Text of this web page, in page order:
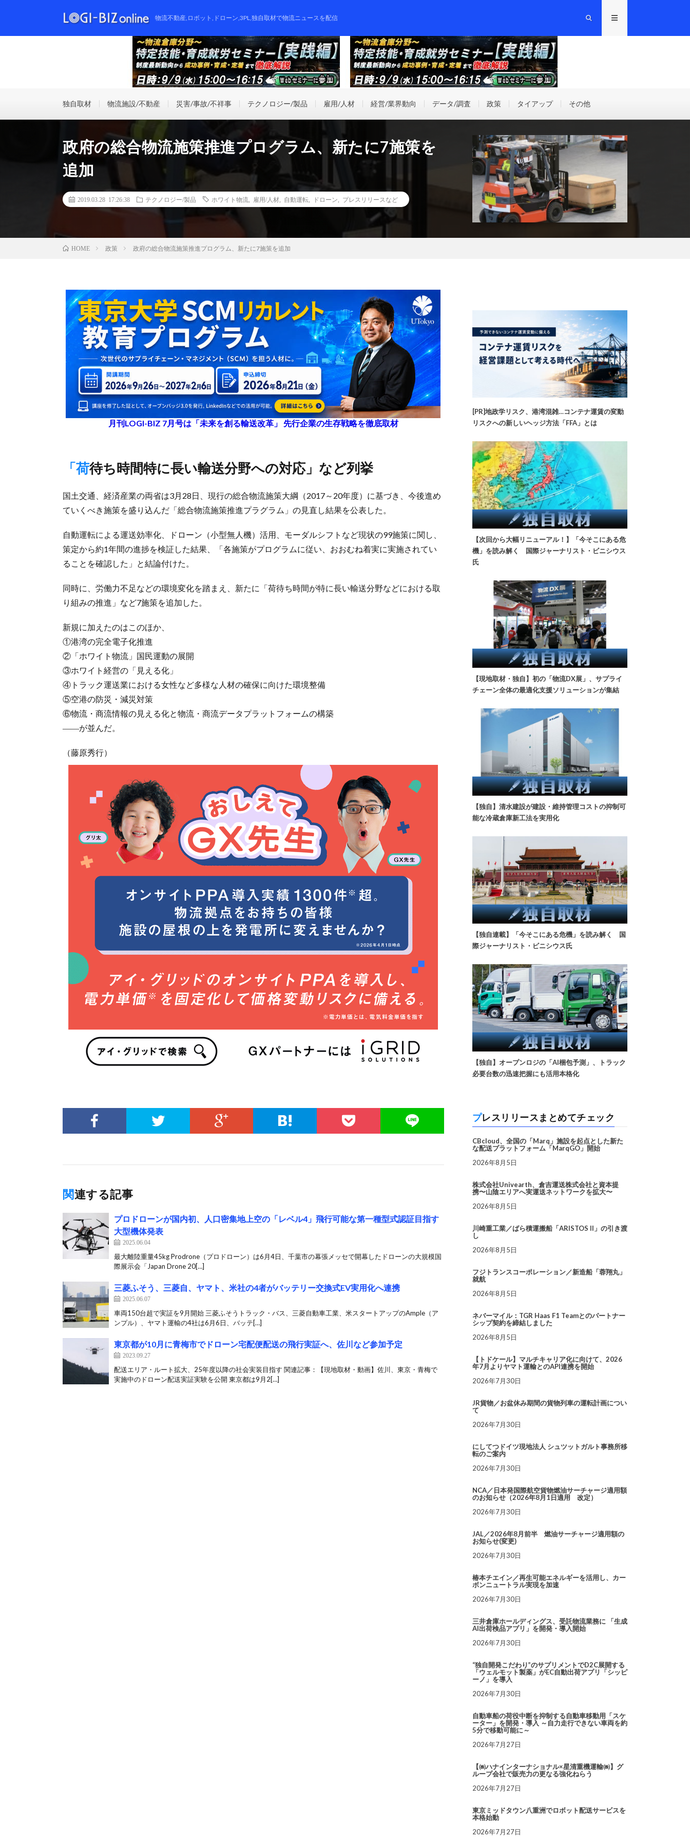
物流不動産,ロボット,ドローン,3PL,独自取材で物流ニュースを配信
独自取材 物流施設/不動産 災害/事故/不祥事 テクノロジー/製品 雇用/人材 経営/業界動向 データ/調査 政策 タイアップ その他
政府の総合物流施策推進プログラム、新たに7施策を
追加
2019.03.28 17:26:38 テクノロジー/製品 ホワイト物流 雇用/人材 自動運転 ドローン プレスリリースなど
HOME 政策 政府の総合物流施策推進プログラム、新たに7施策を追加
月刊LOGI-BIZ 7月号は「未来を創る輸送改革」 先行企業の生存戦略を徹底取材
「荷待ち時間特に長い輸送分野への対応」など列挙
国土交通、経済産業の両省は3月28日、現行の総合物流施策大綱（2017～20年度）に基づき、今後進め
ていくべき施策を盛り込んだ「総合物流施策推進プラグラム」の見直し結果を公表した。
自動運転による運送効率化、ドローン（小型無人機）活用、モーダルシフトなど現状の99施策に関し、
策定から約1年間の進捗を検証した結果、「各施策がプログラムに従い、おおむね着実に実施されてい
ることを確認した」と結論付けた。
同時に、労働力不足などの環境変化を踏まえ、新たに「荷待ち時間が特に長い輸送分野などにおける取
り組みの推進」など7施策を追加した。
新規に加えたのはこのほか、
①港湾の完全電子化推進
②「ホワイト物流」国民運動の展開
③ホワイト経営の「見える化」
④トラック運送業における女性など多様な人材の確保に向けた環境整備
⑤空港の防災・減災対策
⑥物流・商流情報の見える化と物流・商流データプラットフォームの構築
――が並んだ。
（藤原秀行）
関連する記事
プロドローンが国内初、人口密集地上空の「レベル4」飛行可能な第一種型式認証目指す
大型機体発表
2025.06.04
最大離陸重量45kg Prodrone（プロドローン）は6月4日、千葉市の幕張メッセで開幕したドローンの大規模国
際展示会「Japan Drone 20[…]
三菱ふそう、三菱自、ヤマト、米社の4者がバッテリー交換式EV実用化へ連携
2025.06.07
車両150台超で実証を9月開始 三菱ふそうトラック・バス、三菱自動車工業、米スタートアップのAmple（ア
ンプル）、ヤマト運輸の4社は6月6日、バッテ[…]
東京都が10月に青梅市でドローン宅配便配送の飛行実証へ、佐川など参加予定
2023.09.27
配送エリア・ルート拡大、25年度以降の社会実装目指す 関連記事：【現地取材・動画】佐川、東京・青梅で
実施中のドローン配送実証実験を公開 東京都は9月2[…]
[PR]地政学リスク、港湾混雑…コンテナ運賃の変動
リスクへの新しいヘッジ方法「FFA」とは
【次回から大幅リニューアル！】「今そこにある危
機」を読み解く 国際ジャーナリスト・ビニシウス
氏
【現地取材・独自】初の「物流DX展」、サプライ
チェーン全体の最適化支援ソリューションが集結
【独自】清水建設が建設・維持管理コストの抑制可
能な冷蔵倉庫新工法を実用化
【独自連載】「今そこにある危機」を読み解く 国
際ジャーナリスト・ビニシウス氏
【独自】オープンロジの「AI梱包予測」、トラック
必要台数の迅速把握にも活用本格化
プレスリリースまとめてチェック
CBcloud、全国の「Marq」施設を起点とした新た
な配送プラットフォーム「MarqGO」開始
2026年8月5日
株式会社Univearth、倉吉運送株式会社と資本提
携〜山陰エリアへ実運送ネットワークを拡大〜
2026年8月5日
川崎重工業／ばら積運搬船「ARISTOS II」の引き渡
し
2026年8月5日
フジトランスコーポレーション／新造船「蓉翔丸」
就航
2026年8月5日
ネバーマイル：TGR Haas F1 Teamとのパートナー
シップ契約を締結しました
2026年8月5日
【トドケール】マルチキャリア化に向けて、2026
年7月よりヤマト運輸とのAPI連携を開始
2026年7月30日
JR貨物／お盆休み期間の貨物列車の運転計画につい
て
2026年7月30日
にしてつドイツ現地法人 シュツットガルト事務所移
転のご案内
2026年7月30日
NCA／日本発国際航空貨物燃油サーチャージ適用額
のお知らせ（2026年8月1日適用 改定）
2026年7月30日
JAL／2026年8月前半 燃油サーチャージ適用額の
お知らせ(変更)
2026年7月30日
椿本チエイン／再生可能エネルギーを活用し、カー
ボンニュートラル実現を加速
2026年7月30日
三井倉庫ホールディングス、受託物流業務に 「生成
AI出荷検品アプリ」を開発・導入開始
2026年7月30日
“独自開発こだわり”のサプリメントでD2C展開する
「ウェルモット製薬」がEC自動出荷アプリ「シッピ
ーノ」を導入
2026年7月30日
自動車船の荷役中断を抑制する自動車移動用「スケ
ーター」を開発・導入 ～自力走行できない車両を約
5分で移動可能に～
2026年7月27日
【㈱ハナインターナショナル×星清重機運輸㈱】グ
ループ会社で販売力の更なる強化ねらう
2026年7月27日
東京ミッドタウン八重洲でロボット配送サービスを
本格始動
2026年7月27日